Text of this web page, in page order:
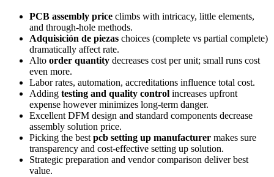
PCB assembly price climbs with intricacy, little elements,
and through‑hole methods.
Adquisición de piezas choices (complete vs partial complete)
dramatically affect rate.
Alto order quantity decreases cost per unit; small runs cost
even more.
Labor rates, automation, accreditations influence total cost.
Adding testing and quality control increases upfront
expense however minimizes long‑term danger.
Excellent DFM design and standard components decrease
assembly solution price.
Picking the bestpcb setting up manufacturer makes sure
transparency and cost‑effective setting up solution.
Strategic preparation and vendor comparison deliver best
value.